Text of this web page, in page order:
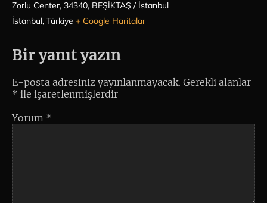
Zorlu Center, 34340, BEŞİKTAŞ / İstanbul
İstanbul, Türkiye + Google Haritalar
Bir yanıt yazın
E-posta adresiniz yayınlanmayacak. Gerekli alanlar
* ile işaretlenmişlerdir
Yorum *